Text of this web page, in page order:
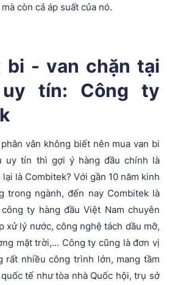
còn cả áp suất của nó.
bi - van chặn tại
tín: Công ty
vân không biết nên mua van bi
uy tín thì gợi ý hàng đầu chính là
là Combitek? Với gần 10 năm kinh
trong ngành, đến nay Combitek là
ty hàng đầu Việt Nam chuyên
xử lý nước, công nghệ tách dầu mỡ,
mặt trời,... Công ty cũng là đơn vị
rất nhiều công trình lớn, mang tầm
tế như tòa nhà Quốc hội, trụ sở